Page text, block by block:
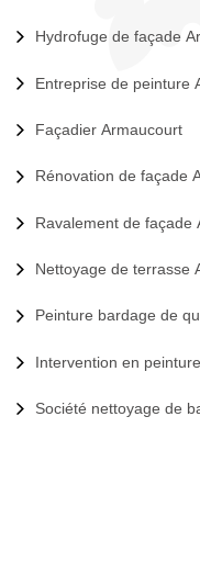
Hydrofuge de façade
Entreprise de peinture
Façadier Armaucourt
Rénovation de façade
Ravalement de façade
Nettoyage de terrasse
Peinture bardage de
Intervention en
Société nettoyage de